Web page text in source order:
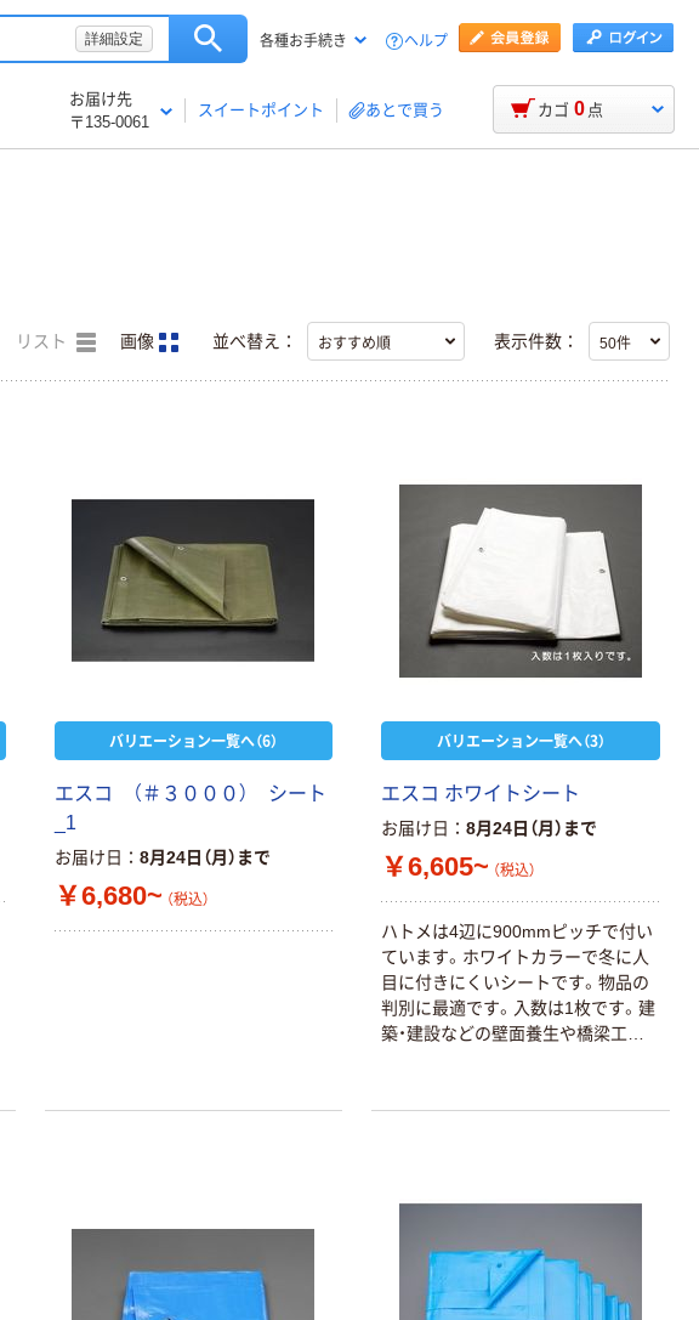
詳細設定 各種お手続き ヘルプ
お届け先
〒135-0061
スイートポイント あとで買う カゴ 0 点
リスト 画像 並べ替え： 表示件数：
バリエーション一覧へ（6）
エスコ （＃３０００） シート
_1
お届け日 8月24日（月）まで
￥6,680~ （税込）
バリエーション一覧へ（3）
エスコ ホワイトシート
お届け日 8月24日（月）まで
￥6,605~ （税込）
ハトメは4辺に900mmピッチで付い
ています。ホワイトカラーで冬に人
目に付きにくいシートです。物品の
判別に最適です。入数は1枚です。建
築・建設などの壁面養生や橋梁工事
に。